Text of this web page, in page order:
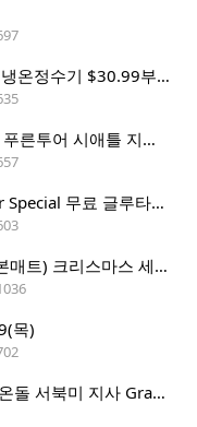
쿠쿠정수기 12월 연말 파격프로모션 냉온정수기 $30.99부터! (기본형은 $18.99)
푸른투어 시애틀 지점 오픈특가, 최대 300불 할인!
[노명희 수액 전문 클리닉] December Special 무료 글루타치온
경동나비엔 숙면매트 (온수매트 / 카본매트) 크리스마스 세일!
목)
[온돌마루] 전통온돌의 재탄생 - 차콜온돌 서북미 지사 Grand Open!!